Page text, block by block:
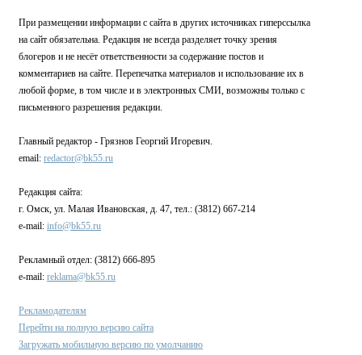
При размещении информации с сайта в других источниках гиперссылка
на сайт обязательна. Редакция не всегда разделяет точку зрения
блогеров и не несёт ответственности за содержание постов и
комментариев на сайте. Перепечатка материалов и использование их в
любой форме, в том числе и в электронных СМИ, возможны только с
письменного разрешения редакции.
Главный редактор - Грязнов Георгий Игоревич.
email: redactor@bk55.ru
Редакция сайта:
г. Омск, ул. Малая Ивановская, д. 47, тел.: (3812) 667-214
e-mail: info@bk55.ru
Рекламный отдел: (3812) 666-895
e-mail: reklama@bk55.ru
Рекламодателям
Перейти на полную версию сайта
Загружать мобильную версию по умолчанию